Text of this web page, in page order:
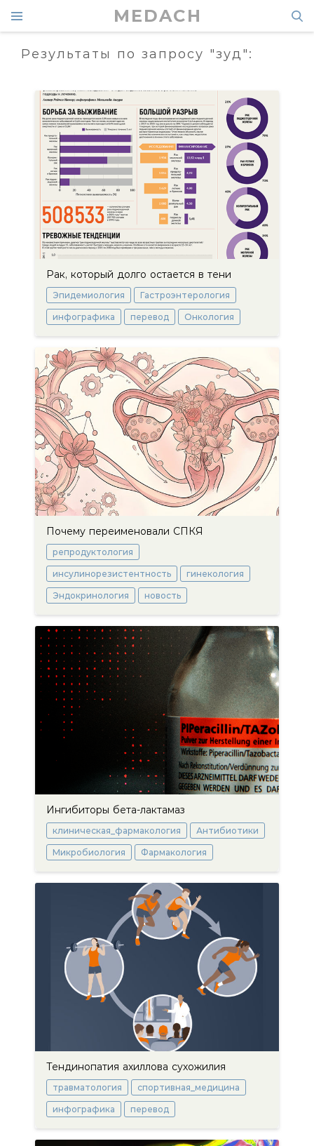
MEDACH
Результаты по запросу "зуд":
Рак, который долго остается в тени
Эпидемиология Гастроэнтерология
инфографика перевод Онкология
Почему переименовали СПКЯ
репродуктология
инсулинорезистентность гинекология
Эндокринология новость
Ингибиторы бета-лактамаз
клиническая_фармакология Антибиотики
Микробиология Фармакология
Тендинопатия ахиллова сухожилия
травматология спортивная_медицина
инфографика перевод